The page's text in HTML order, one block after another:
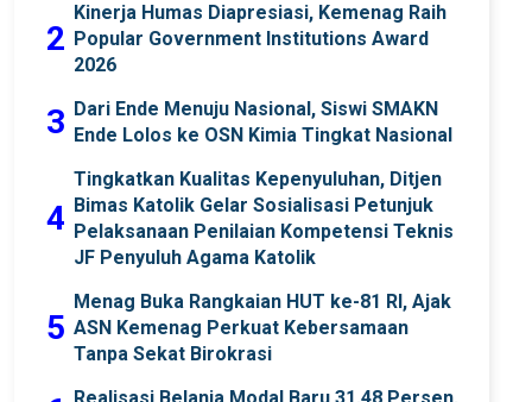
2
Kinerja Humas Diapresiasi, Kemenag Raih
Popular Government Institutions Award
2026
3 Dari Ende Menuju Nasional, Siswi SMAKN
Ende Lolos ke OSN Kimia Tingkat Nasional
4
Tingkatkan Kualitas Kepenyuluhan, Ditjen
Bimas Katolik Gelar Sosialisasi Petunjuk
Pelaksanaan Penilaian Kompetensi Teknis
JF Penyuluh Agama Katolik
5
Menag Buka Rangkaian HUT ke-81 RI, Ajak
ASN Kemenag Perkuat Kebersamaan
Tanpa Sekat Birokrasi